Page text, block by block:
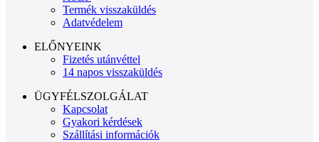
Termék visszaküldés
Adatvédelem
ELŐNYEINK
Fizetés utánvéttel
14 napos visszaküldés
ÜGYFÉLSZOLGÁLAT
Kapcsolat
Gyakori kérdések
Szállítási információk